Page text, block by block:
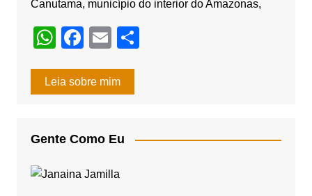
Canutama, município do interior do Amazonas,
W
at
p
p
F
c
o
o
E
ail
Leia sobre mim
Gente Como Eu